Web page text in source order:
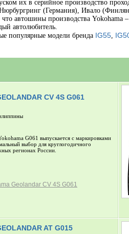
их в серийное производство
(Германия), Ивало
автошины производства Yokohama
автолюбитель.
популярные модели бренда IG55,
CV 4S G061
G061 выпускается с маркировками
выбор для круглогодичного
регионах России.
Geolandar CV 4S G061
AT G015